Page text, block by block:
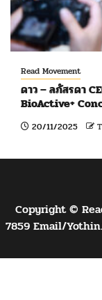
Read Movement
ดาว – ลภัสรดา
BioActive+
20/11/2025
Copyright ©
7859 Email/